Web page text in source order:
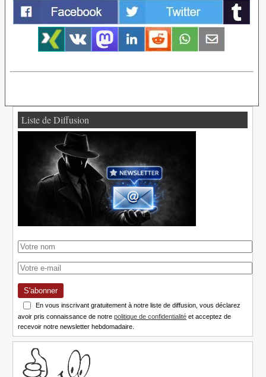
Liste de Diffusion
S'abonner
En vous inscrivant gratuitement à notre liste de diffusion, vous déclarez
avoir pris connaissance de notrepolitique de confidentialité et acceptez de
recevoir notre newsletter hebdomadaire.